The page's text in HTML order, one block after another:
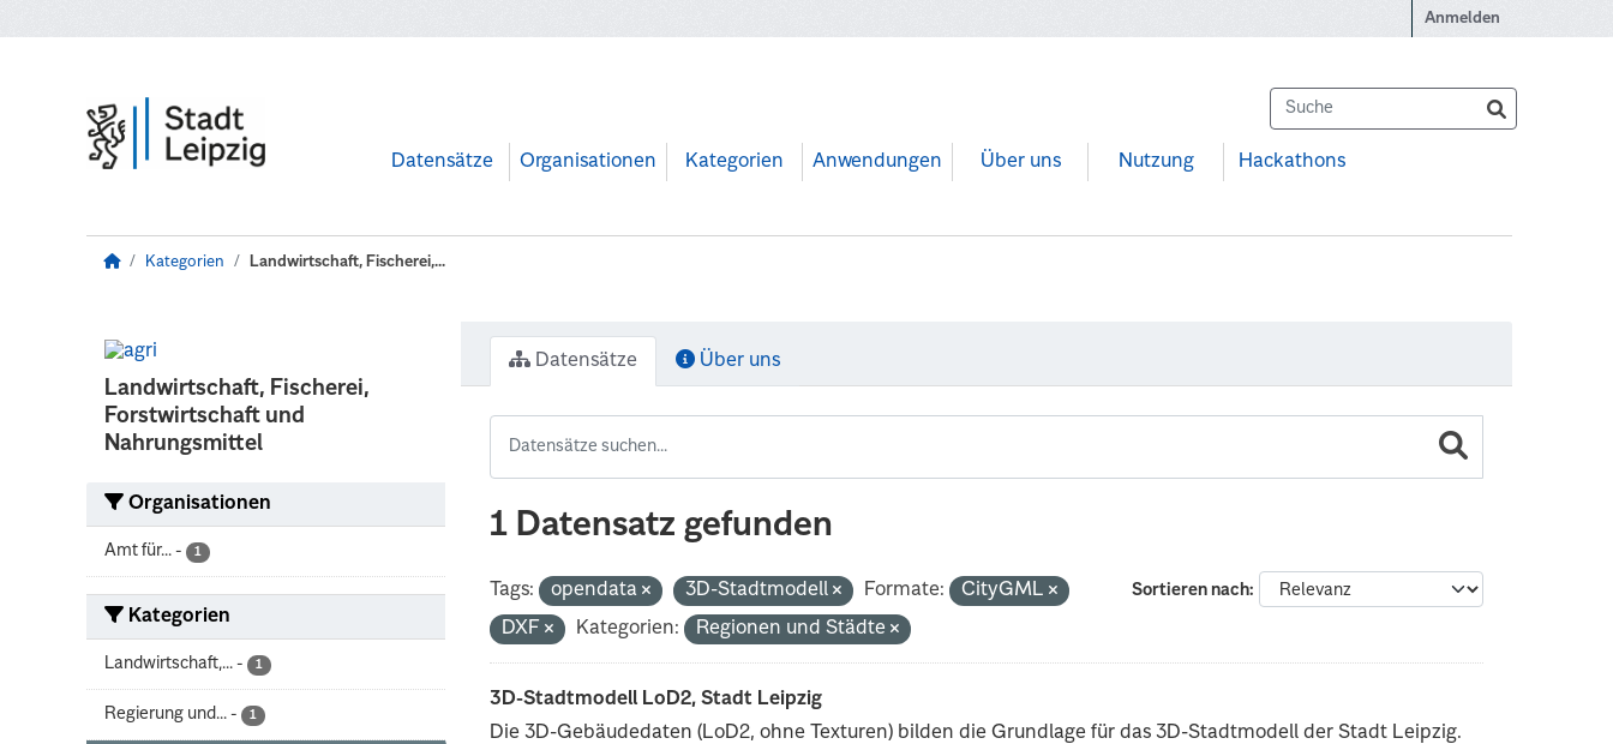
Anmelden
Datensätze Organisationen Kategorien Anwendungen Über uns Nutzung Hackathons
Kategorien Landwirtschaft, Fischerei,...
Landwirtschaft, Fischerei,
Forstwirtschaft und
Nahrungsmittel
Organisationen
Amt für... - 1
Kategorien
Landwirtschaft,... - 1
Regierung und... - 1
Datensätze Über uns
1 Datensatz gefunden
Sortieren nach
Tags: opendata 3D-Stadtmodell Formate:
CityGML
DXF
Kategorien: Regionen und Städte
3D-Stadtmodell LoD2, Stadt Leipzig
Die 3D-Gebäudedaten (LoD2, ohne Texturen) bilden die Grundlage für das 3D-Stadtmodell der Stadt Leipzig.